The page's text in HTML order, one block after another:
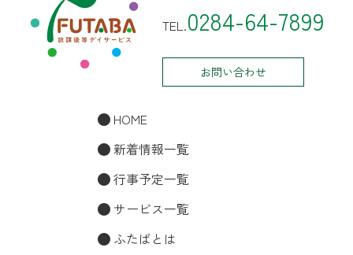
TEL.0284-64-7899
お問い合わせ
HOME
新着情報一覧
行事予定一覧
サービス一覧
ふたばとは